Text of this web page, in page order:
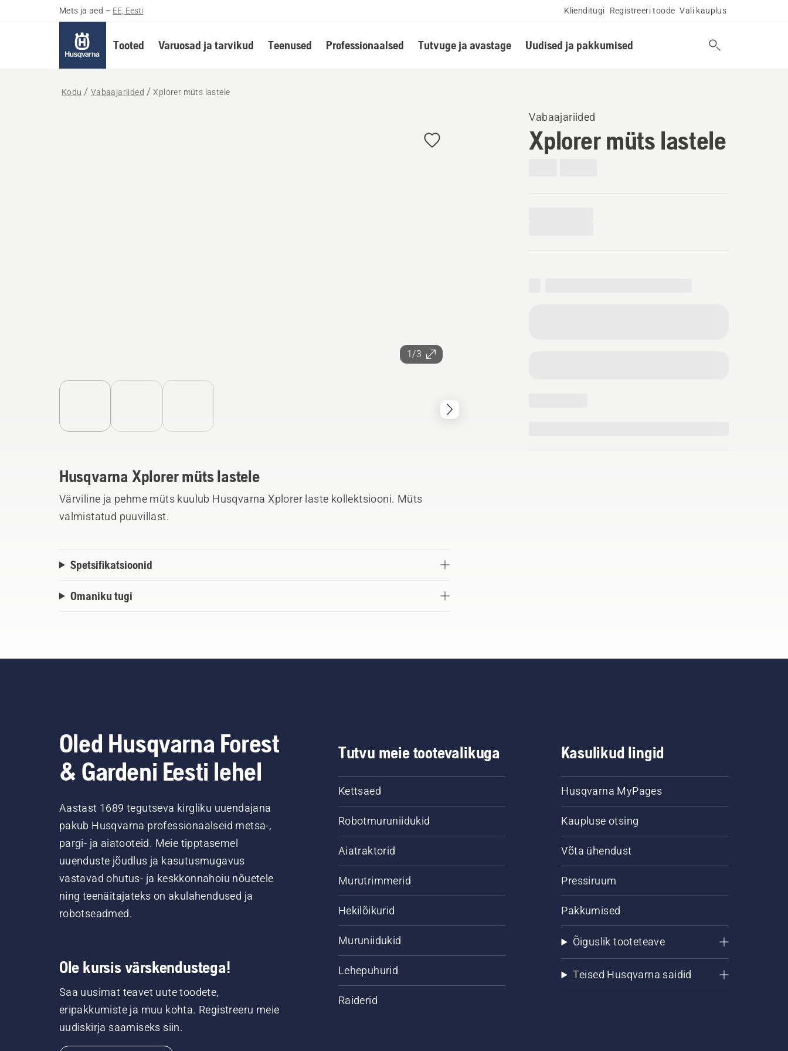
Mets ja aed – EE, Eesti Klienditugi Registreeri toode Vali kauplus
Tooted Varuosad ja tarvikud Teenused Professionaalsed Tutvuge ja avastage Uudised ja pakkumised
Kodu Vabaajariided Xplorer müts lastele
1/3
Vabaajariided
Xplorer müts lastele
Husqvarna Xplorer müts lastele
Värviline ja pehme müts kuulub Husqvarna Xplorer laste kollektsiooni. Müts
valmistatud puuvillast.
Spetsifikatsioonid
Omaniku tugi
Oled Husqvarna Forest
& Gardeni Eesti lehel
Aastast 1689 tegutseva kirgliku uuendajana
pakub Husqvarna professionaalseid metsa-,
pargi- ja aiatooteid. Meie tipptasemel
uuenduste jõudlus ja kasutusmugavus
vastavad ohutus- ja keskkonnahoiu nõuetele
ning teenäitajateks on akulahendused ja
robotseadmed.
Ole kursis värskendustega!
Saa uusimat teavet uute toodete,
eripakkumiste ja muu kohta. Registreeru meie
uudiskirja saamiseks siin.
Tutvu meie tootevalikuga
Kettsaed
Robotmuruniidukid
Aiatraktorid
Murutrimmerid
Hekilõikurid
Muruniidukid
Lehepuhurid
Raiderid
Kasulikud lingid
Husqvarna MyPages
Kaupluse otsing
Võta ühendust
Pressiruum
Pakkumised
Õiguslik tooteteave
Teised Husqvarna saidid